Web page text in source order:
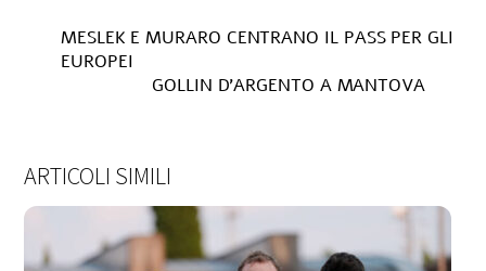
MESLEK E MURARO CENTRANO IL PASS PER GLI
EUROPEI
GOLLIN D’ARGENTO A MANTOVA
ARTICOLI SIMILI